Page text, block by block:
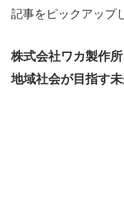
記事をピックアップ
株式会社ワカ製作
地域社会が目指す